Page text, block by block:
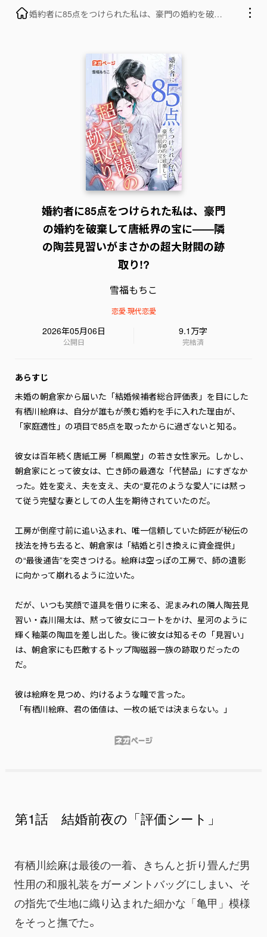
婚約者に85点をつけられた私は、豪門の婚約を破棄
婚約者に85点をつけられた私は、豪門
の婚約を破棄して唐紙界の宝に——隣
の陶芸見習いがまさかの超大財閥の跡
取り!?
雪福もちこ
恋愛·現代恋愛
2026年05月06日
公開日
9.1万字
完結済
あらすじ
未婚の朝倉家から届いた「結婚候補者総合評価表」を目にした
有栖川絵麻は、自分が誰もが羨む婚約を手に入れた理由が、
「家庭適性」の項目で85点を取ったからに過ぎないと知る。
彼女は百年続く唐紙工房「桐鳳堂」の若き女性家元。しかし、
朝倉家にとって彼女は、亡き師の最適な「代替品」にすぎなか
った。姓を変え、夫を支え、夫の“夏花のような愛人”には黙っ
て従う――完璧な妻としての人生を期待されていたのだ。
工房が倒産寸前に追い込まれ、唯一信頼していた師匠が秘伝の
技法を持ち去ると、朝倉家は「結婚と引き換えに資金提供」
の“最後通告”を突きつける。絵麻は空っぽの工房で、師の遺影
に向かって崩れるように泣いた。
だが、いつも笑顔で道具を借りに来る、泥まみれの隣人陶芸見
習い・森川陽太は、黙って彼女にコートをかけ、星河のように
輝く釉薬の陶皿を差し出した。後に彼女は知る――その「見習い」
は、朝倉家にも匹敵するトップ陶磁器一族の跡取りだったの
だ。
彼は絵麻を見つめ、灼けるような瞳で言った。
「有栖川絵麻、君の価値は、一枚の紙では決まらない。」
第1話 結婚前夜の「評価シート」
有栖川絵麻は最後の一着、きちんと折り畳んだ男
性用の和服礼装をガーメントバッグにしまい、そ
の指先で生地に織り込まれた細かな「亀甲」模様
をそっと撫でた。